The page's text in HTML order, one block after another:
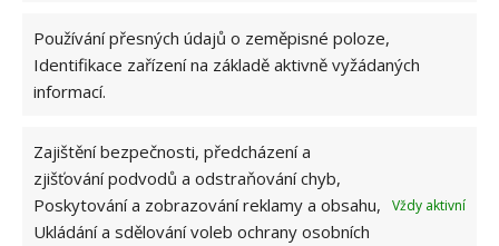
Používání přesných údajů o zeměpisné poloze,
Identifikace zařízení na základě aktivně vyžádaných
informací.
Zajištění bezpečnosti, předcházení a
zjišťování podvodů a odstraňování chyb,
Poskytování a zobrazování reklamy a obsahu,
Ukládání a sdělování voleb ochrany osobních
Vždy aktivní
ROBOTICKÝ ČISTIČ
SOUVISEJÍCÍ ČLÁNKY
Za nepovolené pálení listí hrozí pokuta.
Překážkou může být i větrný den a chemikálie